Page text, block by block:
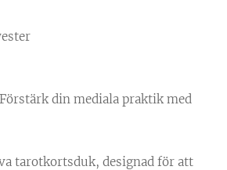
din mediala praktik med
tarotkortsduk, designad för att